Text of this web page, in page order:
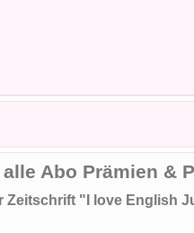
alle Abo Prämien &
"I love English